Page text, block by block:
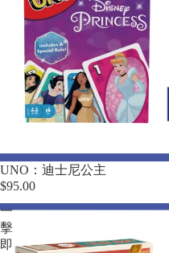
UNO：迪士尼公主
$95.00
一
擊
即